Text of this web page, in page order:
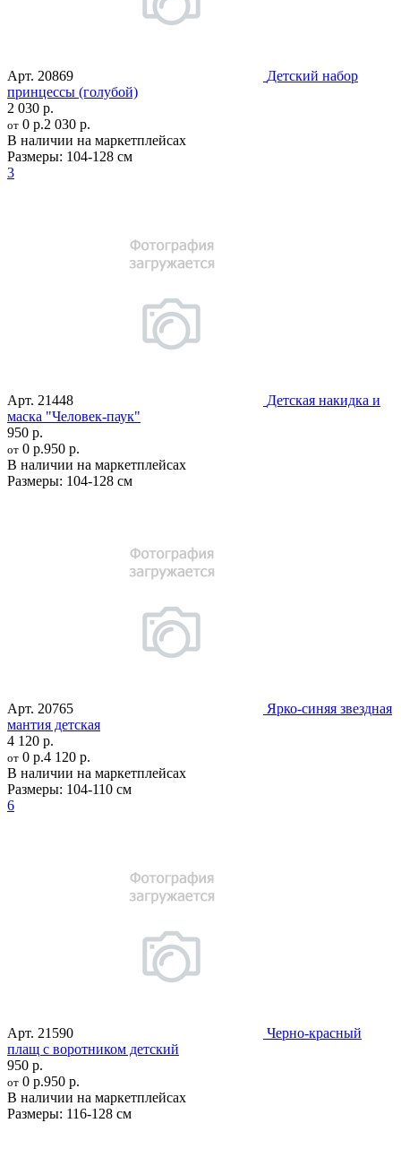
Арт. 20869
Детский набор
принцессы (голубой)
2 030 р.
от 0 р.2 030 р.
В наличии на маркетплейсах
Размеры: 104-128 см
3
Арт. 21448
Детская накидка и
маска "Человек-паук"
950 р.
от 0 р.950 р.
В наличии на маркетплейсах
Размеры: 104-128 см
Арт. 20765
Ярко-синяя звездная
мантия детская
4 120 р.
от 0 р.4 120 р.
В наличии на маркетплейсах
Размеры: 104-110 см
6
Арт. 21590
Черно-красный
плащ с воротником детский
950 р.
от 0 р.950 р.
В наличии на маркетплейсах
Размеры: 116-128 см